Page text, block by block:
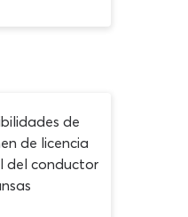
de
de licencia
del conductor